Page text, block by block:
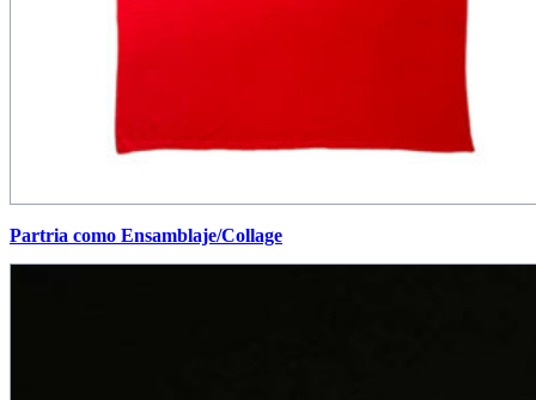
Partria como Ensamblaje/Collage